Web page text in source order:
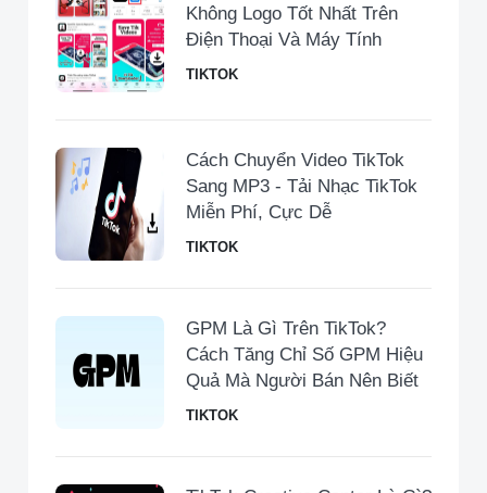
Không Logo Tốt Nhất Trên
Điện Thoại Và Máy Tính
TIKTOK
Cách Chuyển Video TikTok
Sang MP3 - Tải Nhạc TikTok
Miễn Phí, Cực Dễ
TIKTOK
GPM Là Gì Trên TikTok?
Cách Tăng Chỉ Số GPM Hiệu
Quả Mà Người Bán Nên Biết
TIKTOK